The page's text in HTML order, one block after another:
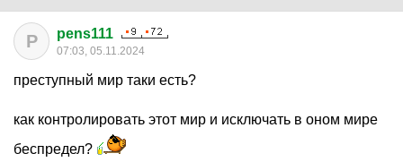
P pens111
07:03, 05.11.2024
преступный мир таки есть?
как контролировать этот мир и исключать в оном мире
беспредел?